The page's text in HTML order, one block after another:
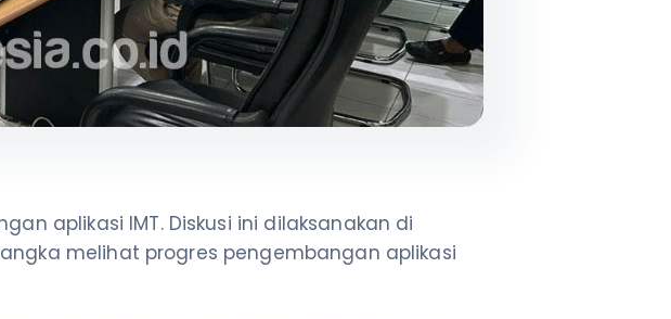
aplikasi IMT. Diskusi ini dilaksanakan di
melihat progres pengembangan aplikasi